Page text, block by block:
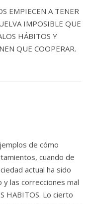
EMPIECEN A TENER
IMPOSIBLE QUE
HÁBITOS Y
QUE COOPERAR.
de cómo
cuando de
actual ha sido
y las correcciones mal
HABITOS. Lo cierto